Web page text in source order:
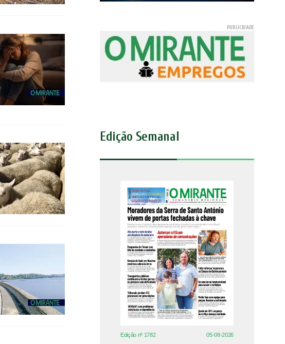
Edição Semanal
Edição nº 1782 05-08-2026